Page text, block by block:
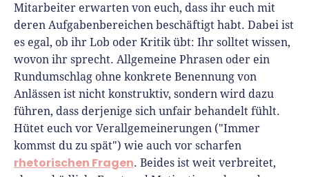
Mitarbeiter erwarten von euch, dass ihr euch mit
deren Aufgabenbereichen beschäftigt habt. Dabei ist
es egal, ob ihr Lob oder Kritik übt: Ihr solltet wissen,
wovon ihr sprecht. Allgemeine Phrasen oder ein
Rundumschlag ohne konkrete Benennung von
Anlässen ist nicht konstruktiv, sondern wird dazu
führen, dass derjenige sich unfair behandelt fühlt.
Hütet euch vor Verallgemeinerungen ("Immer
kommst du zu spät") wie auch vor scharfen
rhetorischen Fragen. Beides ist weit verbreitet,